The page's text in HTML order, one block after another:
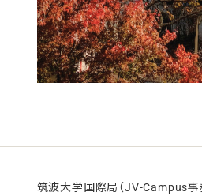
筑波大学国際局（JV-Campus事